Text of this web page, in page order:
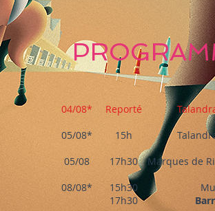
04/08*
05/08*
05/08
08/08*
Reporté​
15h
17h30
15h30
17h30
Marques de